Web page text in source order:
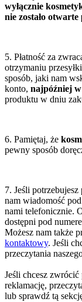
wyłącznie
nie zostało
5. Płatność za
otrzymaniu
sposób, jaki nam
konto, najpóźniej
produktu w dniu
6. Pamiętaj, że
pewny sposób
7. Jeśli
nam wiadomość pod
nami telefonicznie.
dostępni pod
Możesz nam także
kontaktowy. Jeśli
przeczytania
Jeśli chcesz zwrócić
reklamację,
lub sprawdź tą